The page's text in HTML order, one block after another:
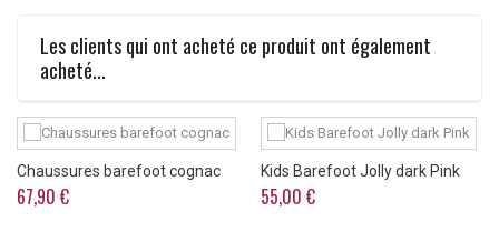
Les clients qui ont acheté ce produit ont également
acheté...
Chaussures barefoot cognac
67,90 €
Kids Barefoot Jolly dark Pink
55,00 €